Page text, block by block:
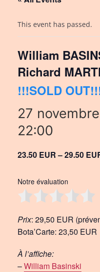
This event has passed.
William
Richard
!!!SOLD
27
22:00
23.50 EUR – 29.50
Notre évaluation
Prix: 29,50 EUR
Bota’Carte: 23,50 EUR
À l’affiche:
–William Basinski